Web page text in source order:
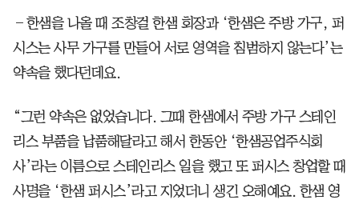
―한샘을 나올 때 조창걸 한샘 회장과 ‘한샘은 주방 가구, 퍼
시스는 사무 가구를 만들어 서로 영역을 침범하지 않는다’는
약속을 했다던데요.
“그런 약속은 없었습니다. 그때 한샘에서 주방 가구 스테인
리스 부품을 납품해달라고 해서 한동안 ‘한샘공업주식회
사’라는 이름으로 스테인리스 일을 했고 또 퍼시스 창업할 때
사명을 ‘한샘 퍼시스’라고 지었더니 생긴 오해예요. 한샘 영